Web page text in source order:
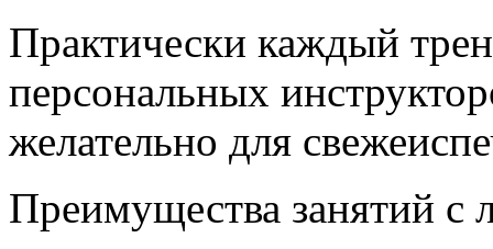
Практически каждый
персональных
желательно для
Преимущества занятий с